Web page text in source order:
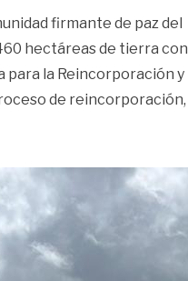
firmante de paz del
hectáreas de tierra con
para la Reincorporación y
de reincorporación,